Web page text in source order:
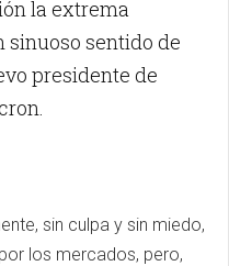
la extrema
sentido de
presidente de
sin culpa y sin miedo,
los mercados, pero,